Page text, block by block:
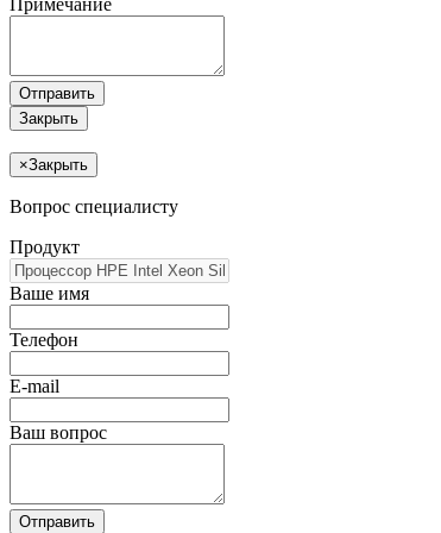
Отправить
Закрыть
×Закрыть
Вопрос специалисту
Продукт
Ваше имя
Телефон
E-mail
Ваш вопрос
Отправить